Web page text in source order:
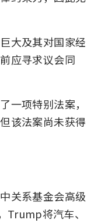
大及其对国家经
应寻求议会同
一项特别法案，
该法案尚未获得
关系基金会高级
将汽车、